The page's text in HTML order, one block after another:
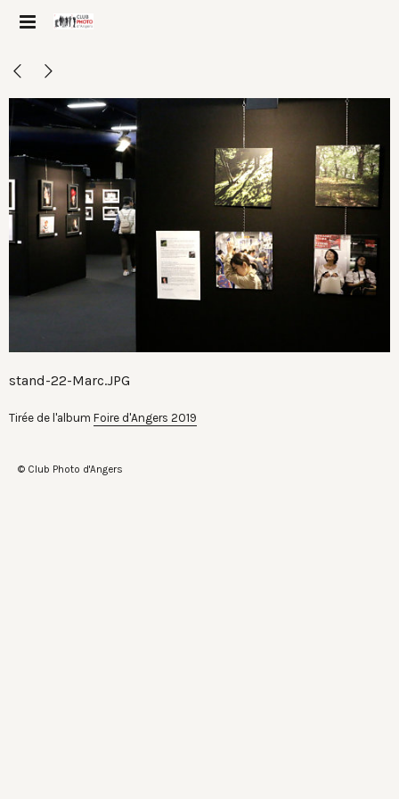
stand-22-Marc.JPG
Tirée de l'album Foire d'Angers 2019
© Club Photo d'Angers